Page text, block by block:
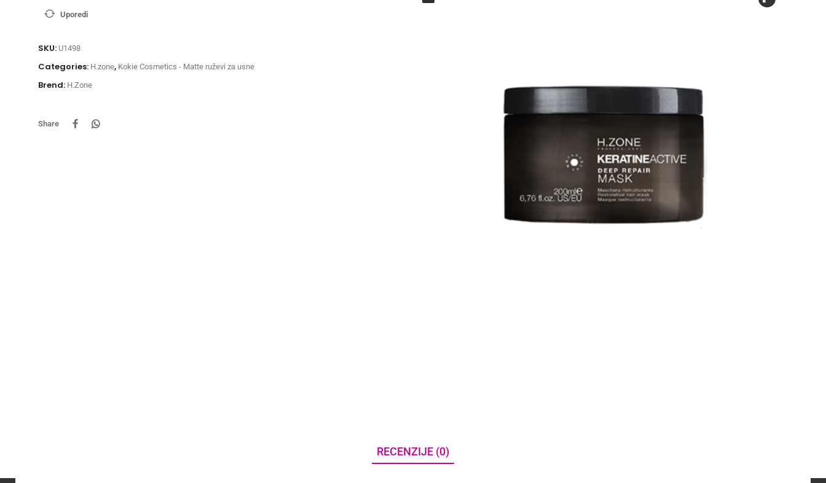
Uporedi
SKU: U1498
Categories: H.zone, Kokie Cosmetics - Matte ruževi za usne
Brend: H.Zone
Share
RECENZIJE (0)